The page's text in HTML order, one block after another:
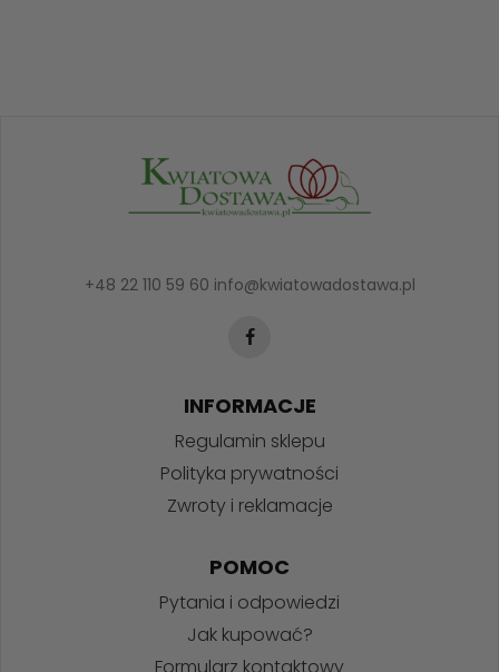
+48 22 110 59 60 info@kwiatowadostawa.pl
INFORMACJE
Regulamin sklepu
Polityka prywatności
Zwroty i reklamacje
POMOC
Pytania i odpowiedzi
Jak kupować?